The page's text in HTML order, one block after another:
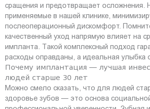
сращения и предотвращает осложнения.
применяемые в нашей клинике,
послеоперационный дискомфорт.
качественный уход напрямую влияет на
импланта. Такой комплексный подход
расходы оправданы, а идеальная улыбка
Почему имплантация — лучшая
людей старше 30 лет
Можно смело сказать, что для людей
здоровье зубов — это основа